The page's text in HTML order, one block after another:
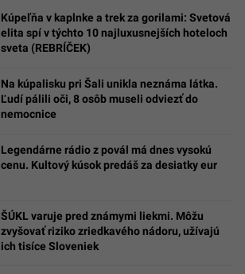
Kúpeľňa v kaplnke a trek za gorilami: Svetová
elita spí v týchto 10 najluxusnejších hoteloch
sveta (REBRÍČEK)
Na kúpalisku pri Šali unikla neznáma látka.
Ľudí pálili oči, 8 osôb museli odviezť do
nemocnice
Legendárne rádio z povál má dnes vysokú
cenu. Kultový kúsok predáš za desiatky eur
ŠÚKL varuje pred známymi liekmi. Môžu
zvyšovať riziko zriedkavého nádoru, užívajú
ich tisíce Sloveniek